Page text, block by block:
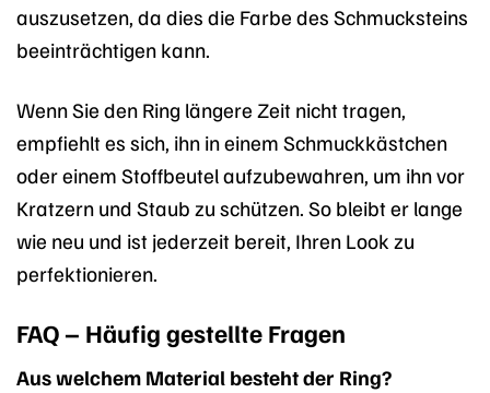
auszusetzen, da dies die Farbe des Schmucksteins
beeinträchtigen kann.
Wenn Sie den Ring längere Zeit nicht tragen,
empfiehlt es sich, ihn in einem Schmuckkästchen
oder einem Stoffbeutel aufzubewahren, um ihn vor
Kratzern und Staub zu schützen. So bleibt er lange
wie neu und ist jederzeit bereit, Ihren Look zu
perfektionieren.
FAQ – Häufig gestellte Fragen
Aus welchem Material besteht der Ring?